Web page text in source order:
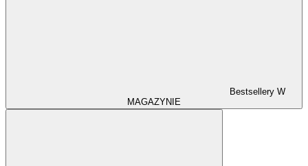
Bestsellery W
MAGAZYNIE